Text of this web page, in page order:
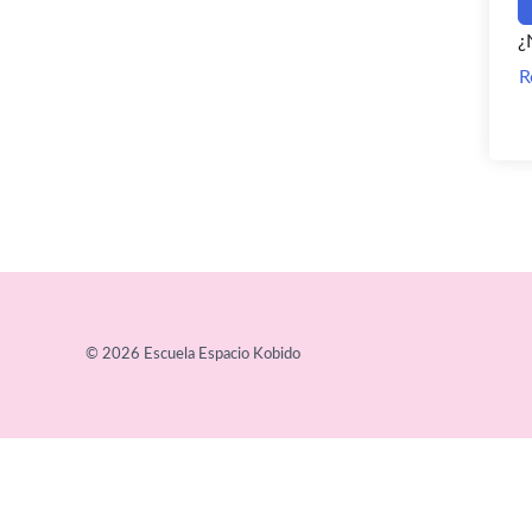
© 2026 Escuela Espacio Kobido